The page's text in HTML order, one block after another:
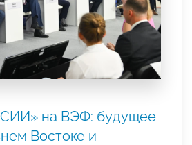
на ВЭФ: будущее
Востоке и